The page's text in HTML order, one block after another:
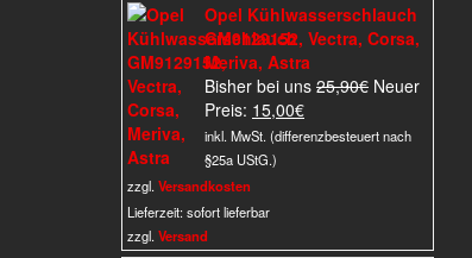
Opel Kühlwasserschlauch
GM9129152, Vectra, Corsa,
Meriva, Astra
Bisher bei uns 25,90€ Ursprünglicher
war:
Neuer
Preis: 15,00€Aktueller
Preis
inkl. MwSt. (differenzbesteuert nach
§25a UStG.)
zzgl. Versandkosten
Lieferzeit:sofort lieferbar
zzgl. Versand